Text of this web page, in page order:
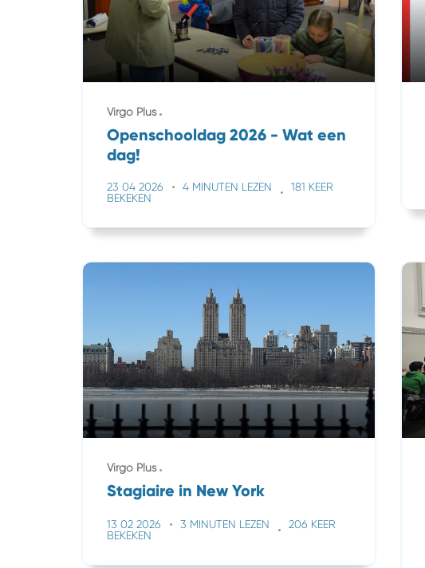
Virgo Plus
Openschooldag 2026 - Wat een
dag!
23 04 2026 4 MINUTEN LEZEN
181 KEER
BEKEKEN
Virgo Plus
Stagiaire in New York
13 02 2026 3 MINUTEN LEZEN
206 KEER
BEKEKEN